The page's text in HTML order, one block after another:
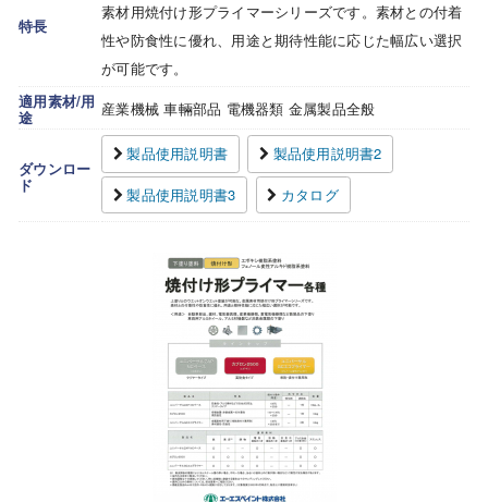
特長
素材用焼付け形プライマーシリーズです。素材との付着
性や防食性に優れ、用途と期待性能に応じた幅広い選択
が可能です。
適用素材/用
途 産業機械 車輛部品 電機器類 金属製品全般
ダウンロー
ド
製品使用説明書
製品使用説明書2
製品使用説明書3
カタログ